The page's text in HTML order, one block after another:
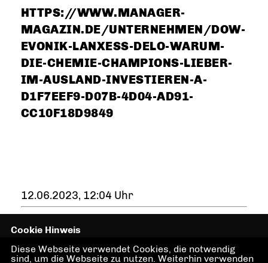
HTTPS://WWW.MANAGER-
MAGAZIN.DE/UNTERNEHMEN/DOW-
EVONIK-LANXESS-DELO-WARUM-
DIE-CHEMIE-CHAMPIONS-LIEBER-
IM-AUSLAND-INVESTIEREN-A-
D1F7EEF9-D07B-4D04-AD91-
CC10F18D9849
12.06.2023, 12:04 Uhr
Cookie Hinweis
Diese Webseite verwendet Cookies, die notwendig
sind, um die Webseite zu nutzen. Weiterhin verwenden